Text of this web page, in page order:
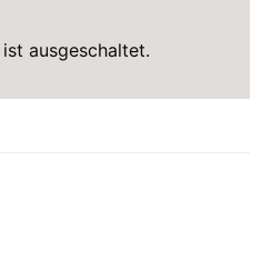
ausgeschaltet.